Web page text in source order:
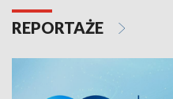
REPORTAŻE